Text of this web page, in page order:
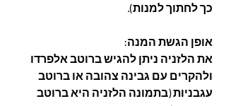
כך לחתוך למנות).
אופן הגשת המנה:
את הלזניה ניתן להגיש ברוטב אלפרדו
ולהקרים עם גבינה צהובה או ברוטב
עגבניות (בתמונה הלזניה היא ברוטב